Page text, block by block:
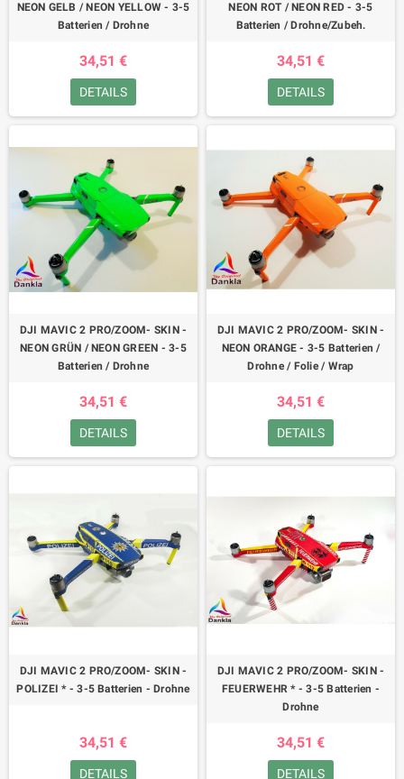
NEON GELB / NEON YELLOW - 3-5
Batterien / Drohne
34,51 €
DETAILS
NEON ROT / NEON RED - 3-5
Batterien / Drohne/Zubeh.
34,51 €
DETAILS
DJI MAVIC 2 PRO/ZOOM- SKIN -
NEON GRÜN / NEON GREEN - 3-5
Batterien / Drohne
34,51 €
DETAILS
DJI MAVIC 2 PRO/ZOOM- SKIN -
NEON ORANGE - 3-5 Batterien /
Drohne / Folie / Wrap
34,51 €
DETAILS
DJI MAVIC 2 PRO/ZOOM- SKIN -
POLIZEI * - 3-5 Batterien - Drohne
34,51 €
DETAILS
DJI MAVIC 2 PRO/ZOOM- SKIN -
FEUERWEHR * - 3-5 Batterien -
Drohne
34,51 €
DETAILS